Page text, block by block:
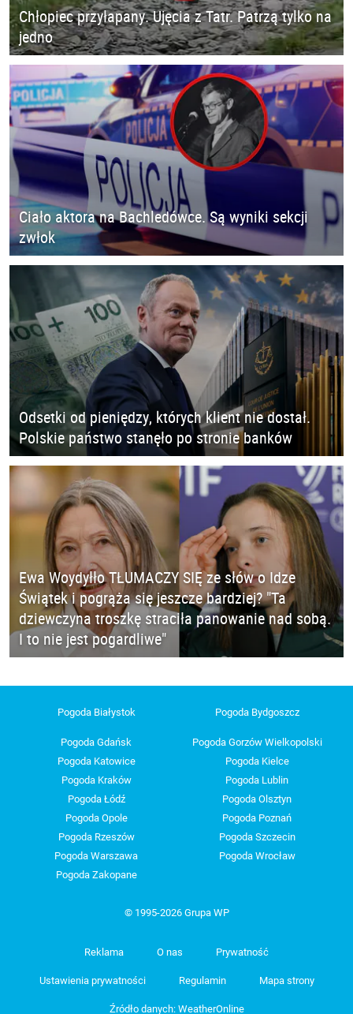
Chłopiec przyłapany. Ujęcia z Tatr. Patrzą tylko na
jedno
Ciało aktora na Bachledówce. Są wyniki sekcji
zwłok
Odsetki od pieniędzy, których klient nie dostał.
Polskie państwo stanęło po stronie banków
Ewa Woydyłło TŁUMACZY SIĘ ze słów o Idze
Świątek i pogrąża się jeszcze bardziej? "Ta
dziewczyna troszkę straciła panowanie nad sobą.
I to nie jest pogardliwe"
Pogoda Białystok Pogoda Bydgoszcz
Pogoda Gdańsk
Pogoda Gorzów Wielkopolski
Pogoda Katowice
Pogoda Kielce
Pogoda Kraków
Pogoda Lublin
Pogoda Łódź
Pogoda Olsztyn
Pogoda Opole
Pogoda Poznań
Pogoda Rzeszów
Pogoda Szczecin
Pogoda Warszawa
Pogoda Wrocław
Pogoda Zakopane
© 1995-2026 Grupa WP
Reklama O nas Prywatność
Ustawienia prywatności Regulamin Mapa strony
Źródło danych: WeatherOnline